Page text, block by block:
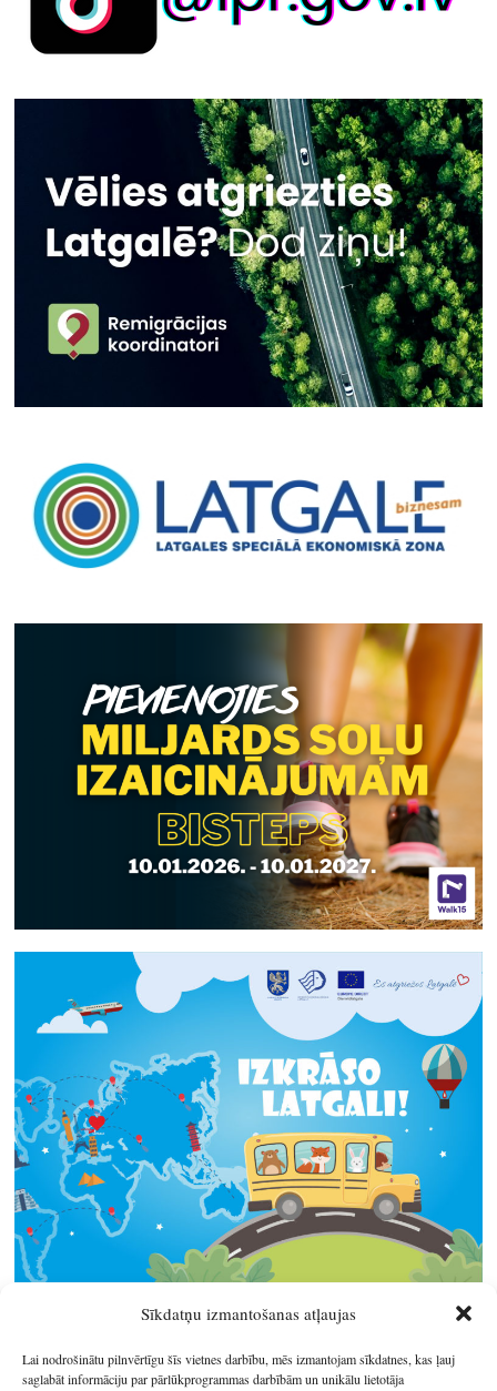
Sīkdatņu izmantošanas atļaujas
Lai nodrošinātu pilnvērtīgu šīs vietnes darbību, mēs izmantojam sīkdatnes, kas ļauj
saglabāt informāciju par pārlūkprogrammas darbībām un unikālu lietotāja